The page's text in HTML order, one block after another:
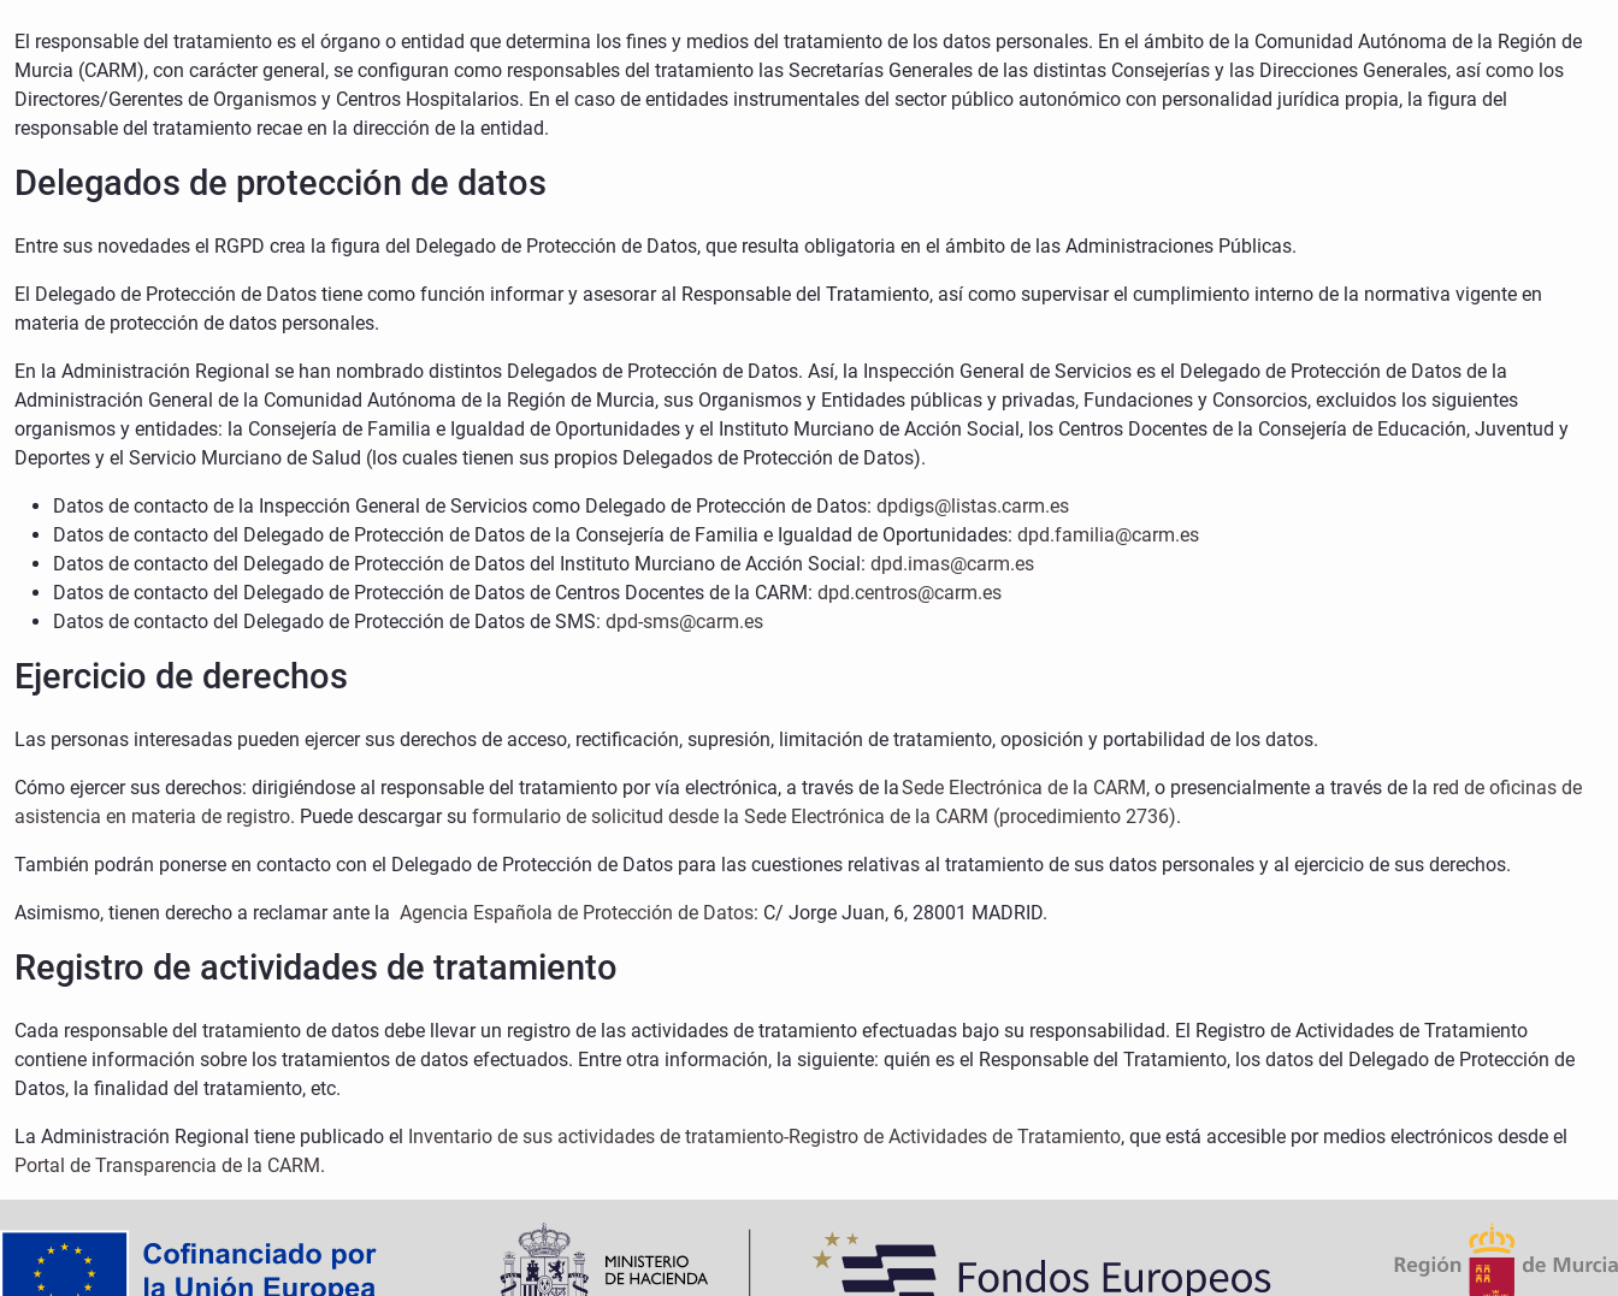
El responsable del tratamiento es el órgano o entidad que determina los fines y medios del tratamiento de los datos personales. En el ámbito de la Comunidad Autónoma de la Región de
Murcia (CARM), con carácter general, se configuran como responsables del tratamiento las Secretarías Generales de las distintas Consejerías y las Direcciones Generales, así como los
Directores/Gerentes de Organismos y Centros Hospitalarios. En el caso de entidades instrumentales del sector público autonómico con personalidad jurídica propia, la figura del
responsable del tratamiento recae en la dirección de la entidad.
Delegados de protección de datos
Entre sus novedades el RGPD crea la figura del Delegado de Protección de Datos, que resulta obligatoria en el ámbito de las Administraciones Públicas.
El Delegado de Protección de Datos tiene como función informar y asesorar al Responsable del Tratamiento, así como supervisar el cumplimiento interno de la normativa vigente en
materia de protección de datos personales.
En la Administración Regional se han nombrado distintos Delegados de Protección de Datos. Así, la Inspección General de Servicios es el Delegado de Protección de Datos de la
Administración General de la Comunidad Autónoma de la Región de Murcia, sus Organismos y Entidades públicas y privadas, Fundaciones y Consorcios, excluidos los siguientes
organismos y entidades: la Consejería de Familia e Igualdad de Oportunidades y el Instituto Murciano de Acción Social, los Centros Docentes de la Consejería de Educación, Juventud y
Deportes y el Servicio Murciano de Salud (los cuales tienen sus propios Delegados de Protección de Datos).
Datos de contacto de la Inspección General de Servicios como Delegado de Protección de Datos: dpdigs@listas.carm.es
Datos de contacto del Delegado de Protección de Datos de la Consejería de Familia e Igualdad de Oportunidades: dpd.familia@carm.es
Datos de contacto del Delegado de Protección de Datos del Instituto Murciano de Acción Social: dpd.imas@carm.es
Datos de contacto del Delegado de Protección de Datos de Centros Docentes de la CARM: dpd.centros@carm.es
Datos de contacto del Delegado de Protección de Datos de SMS: dpd-sms@carm.es
Ejercicio de derechos
Las personas interesadas pueden ejercer sus derechos de acceso, rectificación, supresión, limitación de tratamiento, oposición y portabilidad de los datos.
Cómo ejercer sus derechos: dirigiéndose al responsable del tratamiento por vía electrónica, a través de laSede Electrónica de la CARM, o presencialmente a través de la red de oficinas de
asistencia en materia de registro. Puede descargar su formulario de solicitud desde la Sede Electrónica de la CARM (procedimiento 2736).
También podrán ponerse en contacto con el Delegado de Protección de Datos para las cuestiones relativas al tratamiento de sus datos personales y al ejercicio de sus derechos.
Asimismo, tienen derecho a reclamar ante la Agencia Española de Protección de Datos: C/ Jorge Juan, 6, 28001 MADRID.
Registro de actividades de tratamiento
Cada responsable del tratamiento de datos debe llevar un registro de las actividades de tratamiento efectuadas bajo su responsabilidad. El Registro de Actividades de Tratamiento
contiene información sobre los tratamientos de datos efectuados. Entre otra información, la siguiente: quién es el Responsable del Tratamiento, los datos del Delegado de Protección de
Datos, la finalidad del tratamiento, etc.
La Administración Regional tiene publicado el Inventario de sus actividades de tratamiento-Registro de Actividades de Tratamiento, que está accesible por medios electrónicos desde el
Portal de Transparencia de la CARM.